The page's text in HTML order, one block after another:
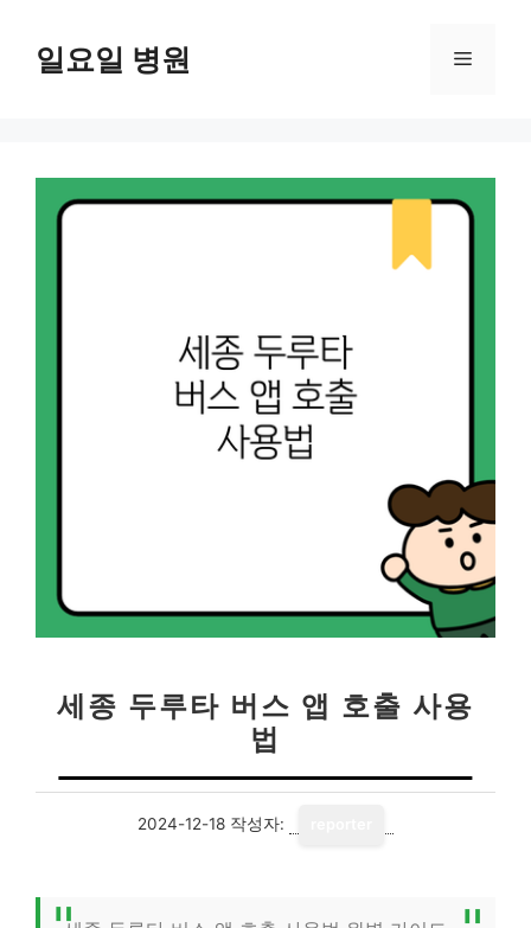
일요일 병원 메
세종 두루타 버스 앱 호출 사용
법
2024-12-18 작성자: